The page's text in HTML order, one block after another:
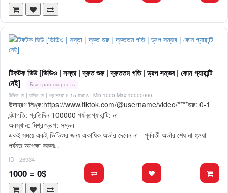
টিকটক ভিউ [ভিডিও | সস্তা | দ্রুত শুরু | দ্রুততম গতি | ড্রপ সম্ভব | কোন গ্যারান্টি
নেই]
Быстрая скорость
রিফিল: না | বাতিল: না | গড় সময়: 5-15 mins | Min:1000 Max:10000000
উদাহরণ লিঙ্ক:https://www.tiktok.com/@username/video/****শুরু: 0-1
ঘন্টাগতি: প্রতিদিন 100000 পর্যন্তগ্যারান্টি: না
অবস্থান: মিশ্রণড্রপ: সম্ভব
একই সময়ে একই ভিডিওর জন্য একাধিক অর্ডার দেবেন না - পূর্ববর্তী অর্ডার শেষ না হওয়া
পর্যন্ত অপেক্ষা করুন৷..
ID - 26934
1000 = 0$